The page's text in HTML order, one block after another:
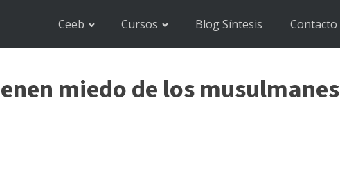
Ceeb Cursos Blog Síntesis Contacto
miedo de los musulmanes